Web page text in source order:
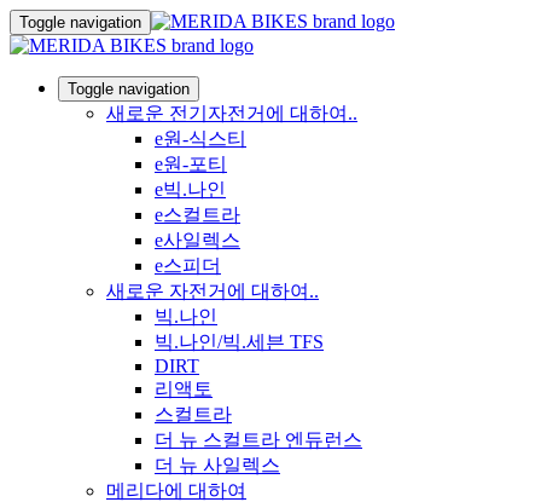
Toggle navigation
Toggle navigation
새로운 전기자전거에 대하여..
e원-식스티
e원-포티
e빅.나인
e스컬트라
e사일렉스
e스피더
새로운 자전거에 대하여..
빅.나인
빅.나인/빅.세븐 TFS
DIRT
리액토
스컬트라
더 뉴 스컬트라 엔듀런스
더 뉴 사일렉스
메리다에 대하여